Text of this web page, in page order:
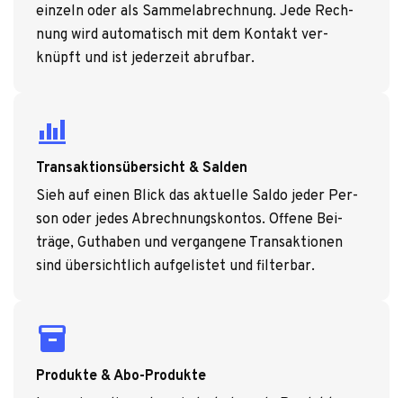
ein­zeln oder als Sam­melab­rech­nung. Jede Rech­
nung wird auto­ma­tisch mit dem Kon­takt ver­
knüpft und ist jeder­zeit abruf­bar.
bar_chart_4_bars
Transaktionsübersicht & Salden
Sieh auf einen Blick das aktu­elle Saldo jeder Per­
son oder jedes Abrech­nungs­kon­tos. Offene Bei­
träge, Gut­ha­ben und ver­gan­gene Trans­ak­tio­nen
sind über­sicht­lich auf­ge­lis­tet und fil­ter­bar.
inventory_2
Produkte & Abo-Produkte